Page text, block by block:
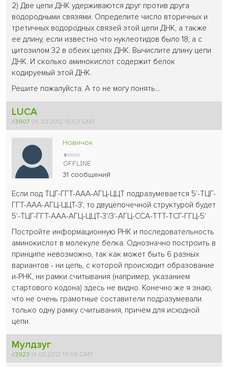
2) Две цепи ДНК удерживаются друг против друга
водородными связями. Определите число вторичных и
третичных водородных связей этой цепи ДНК, а также
ее длину, если известно что нуклеотидов было 18, а с
цитозилом 32 в обеих цепях ДНК. Вычислите длину цепи
ДНК. И сколько аминокислот содержит белок
кодируемый этой ДНК.
Решите пожалуйста. А то не могу понять...
LUCA
#3907 05.03.2012 15:53 GMT
Новичок
31 сообщений
Если под ТЦГ-ГГТ-ААА-АГЦ-ЦЦТ подразумевается 5'-ТЦГ-
ГГТ-ААА-АГЦ-ЦЦТ-3', то двуцепочечной структурой будет
5'-ТЦГ-ГГТ-ААА-АГЦ-ЦЦТ-3'/3'-АГЦ-ССА-ТТТ-ТСГ-ГГЦ-5'
Постройте информационную РНК и последовательность
аминокислот в молекуле белка. Однозначно построить в
принципе невозможно, так как может быть 6 разных
вариантов - ни цепь, с которой происходит образование
и-РНК, ни рамки считывания (например, указанием
стартового кодона) здесь не видно. Конечно же я знаю,
что не очень грамотные составители подразумевали
только одну рамку считывания, причём для исходной
цепи.
Мулдзуг
#3923 14.03.2012 19:59 GMT